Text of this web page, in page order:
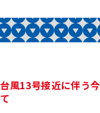
台風13号接近に伴う
て